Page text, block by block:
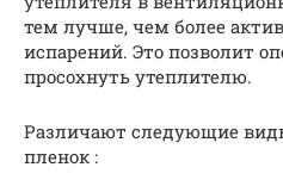
тем лучше, чем более
испарений. Это позволит
просохнуть утеплителю.
Различают следующие
пленок :